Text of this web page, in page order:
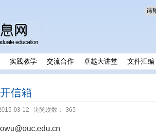
实践教学 交流合作 卓越大讲堂 文件汇编
信箱
03-12 浏览次数： 365